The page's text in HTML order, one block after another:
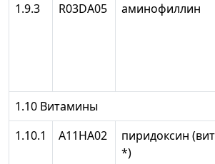
1.9.3 R03DA05 аминофиллин
1.10 Витамины
1.10.1
А11НА02
пиридоксин
*)